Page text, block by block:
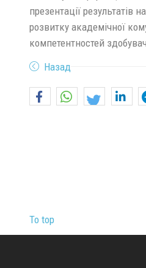
презентації результатів
розвитку академічної
компетентностей
Назад
To top